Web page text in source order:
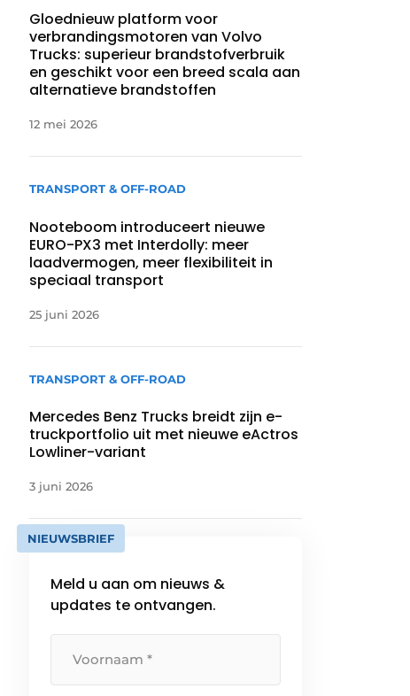
Gloednieuw platform voor
verbrandingsmotoren van Volvo
Trucks: superieur brandstofverbruik
en geschikt voor een breed scala aan
alternatieve brandstoffen
12 mei 2026
TRANSPORT & OFF-ROAD
Nooteboom introduceert nieuwe
EURO-PX3 met Interdolly: meer
laadvermogen, meer flexibiliteit in
speciaal transport
25 juni 2026
TRANSPORT & OFF-ROAD
Mercedes Benz Trucks breidt zijn e-
truckportfolio uit met nieuwe eActros
Lowliner-variant
3 juni 2026
NIEUWSBRIEF
Meld u aan om nieuws &
updates te ontvangen.